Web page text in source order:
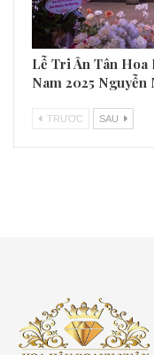
Lễ Tri Ân Tân Hoa
Nam 2025
TRƯƠC SAU